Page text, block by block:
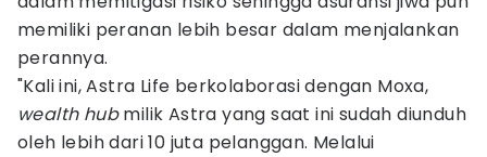
memiliki peranan lebih besar dalam menjalankan
perannya.
"Kali ini, Astra Life berkolaborasi dengan Moxa,
wealth hubmilik Astra yang saat ini sudah diunduh
oleh lebih dari 10 juta pelanggan. Melalui